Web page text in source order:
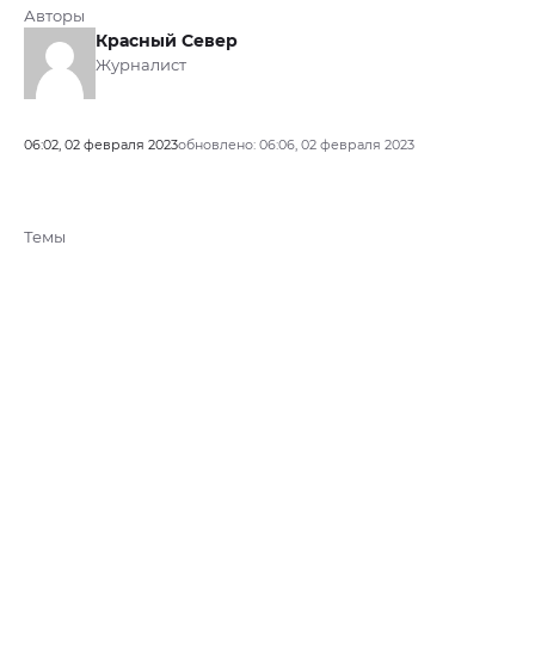
Авторы
Красный Север
Журналист
06:02, 02 февраля 2023обновлено: 06:06, 02 февраля 2023
Темы